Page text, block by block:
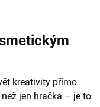
kreativity přímo
než jen hračka – je to